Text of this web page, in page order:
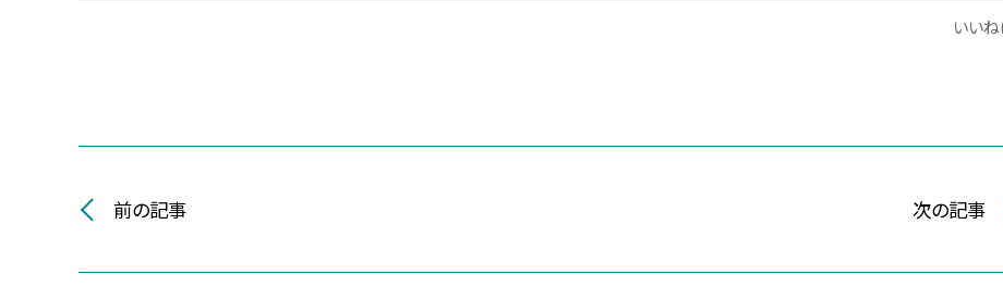
いい
前の記事 次の記事